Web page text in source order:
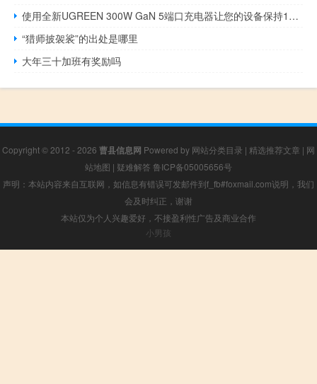
使用全新UGREEN 300W GaN 5端口充电器让您的设备保持100%电量
“猎师披袈裟”的出处是哪里
大年三十加班有奖励吗
Copyright © 2012 - 2026 曹县信息网 Powered by 网站分类目录 | 精选推荐文章 | 网
站地图 | 疑难解答 鲁ICP备05005656号
声明：本站内容来自互联网，如信息有错误可发邮件到f_fb#foxmail.com说明，我们
会及时纠正，谢谢
本站仅为个人兴趣爱好，不接盈利性广告及商业合作
小男孩